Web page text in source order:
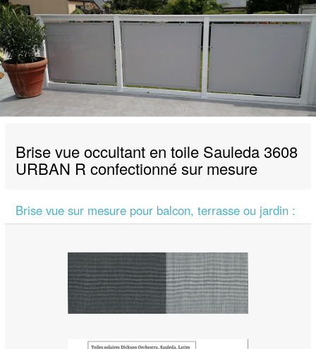
Brise vue occultant en toile Sauleda 3608
URBAN R confectionné sur mesure
Brise vue sur mesure pour balcon, terrasse ou jardin :